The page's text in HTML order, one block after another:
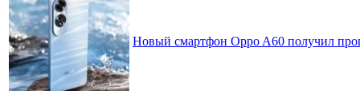
Новый смартфон Oppo A60 получил